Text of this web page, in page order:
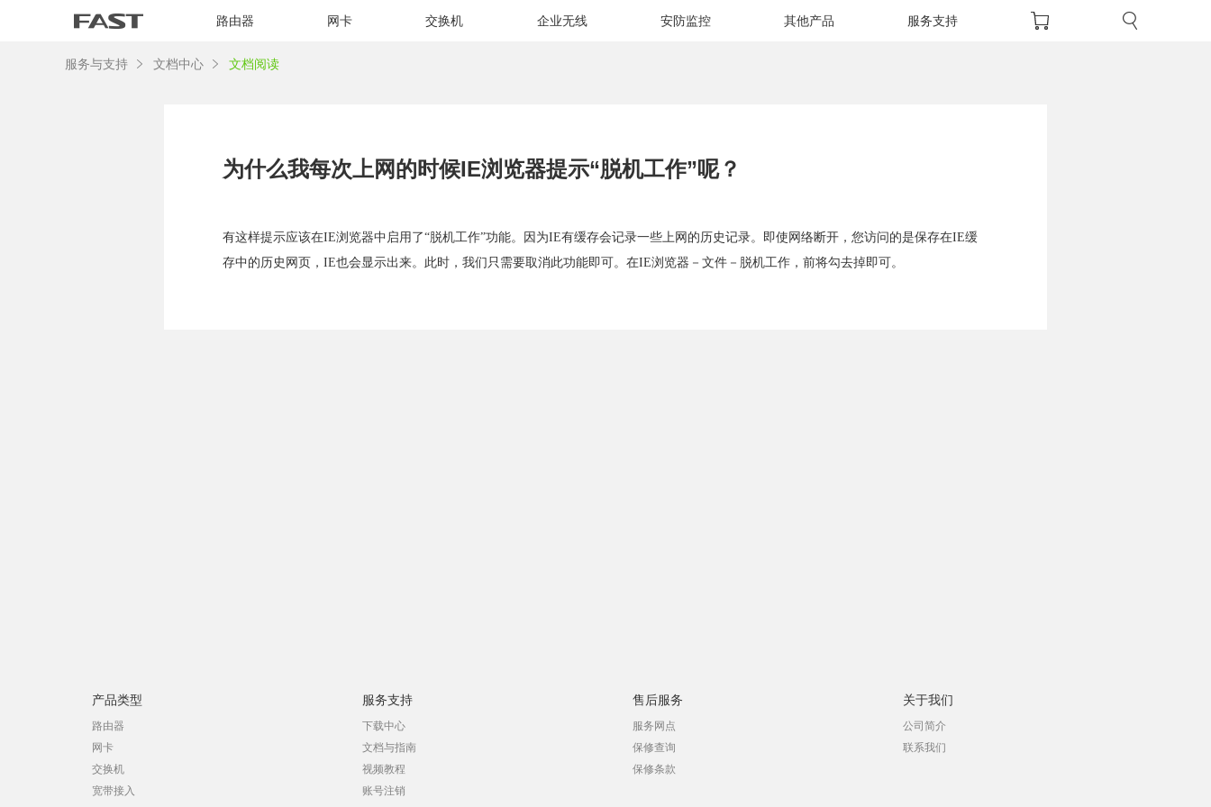
路由器 网卡 交换机 企业无线 安防监控 其他产品 服务支持
服务与支持 文档中心 文档阅读
为什么我每次上网的时候IE浏览器提示“脱机工作”呢？
有这样提示应该在IE浏览器中启用了“脱机工作”功能。因为IE有缓存会记录一些上网的历史记录。即使网络断开，您访问的是保存在IE缓
存中的历史网页，IE也会显示出来。此时，我们只需要取消此功能即可。在IE浏览器－文件－脱机工作，前将勾去掉即可。
产品类型
路由器
网卡
交换机
宽带接入
服务支持
下载中心
文档与指南
视频教程
账号注销
售后服务
服务网点
保修查询
保修条款
关于我们
公司简介
联系我们